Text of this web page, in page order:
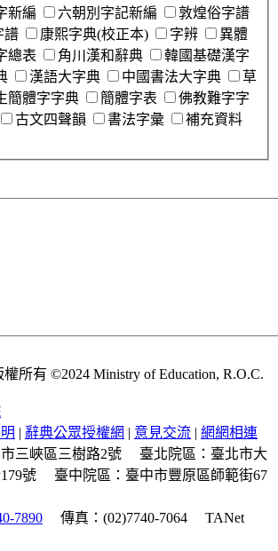
新編 六朝別字記新編
敦煌俗字譜
譜
康熙字典(校正本) 字辨
異體
總表 角川漢和辭典
韓國基礎漢字
漢語大字典 中國書法大字典
草
簡體字字典 簡體字表
佛教難字字
古文四聲韻 書法字彙
補充資料
所有 ©2024 Ministry of Education, R.O.C.
| 辭典公眾授權網 | 意見交流 | 網網相連
三峽區三樹路2號
臺北院區：臺北市大
號
臺中院區：臺中市豐原區師範街67
7890 傳真：(02)7740-7064
TANet